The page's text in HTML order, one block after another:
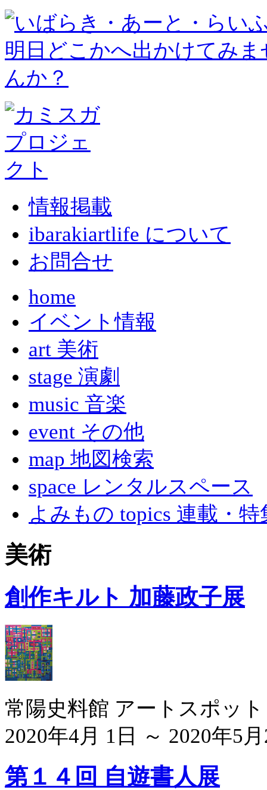
情報掲載
ibarakiartlife について
お問合せ
home
イベント情報
art 美術
stage 演劇
music 音楽
event その他
map 地図検索
space レンタルスペース
よみもの topics 連載・特
美術
創作キルト 加藤政子展
常陽史料館 アートスポット
2020年4月 1日 ～ 2020年5
第１４回 自遊書人展